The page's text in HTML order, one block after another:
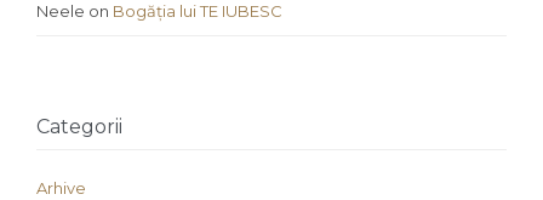
Neele on Bogăția lui TE IUBESC
Categorii
Arhive